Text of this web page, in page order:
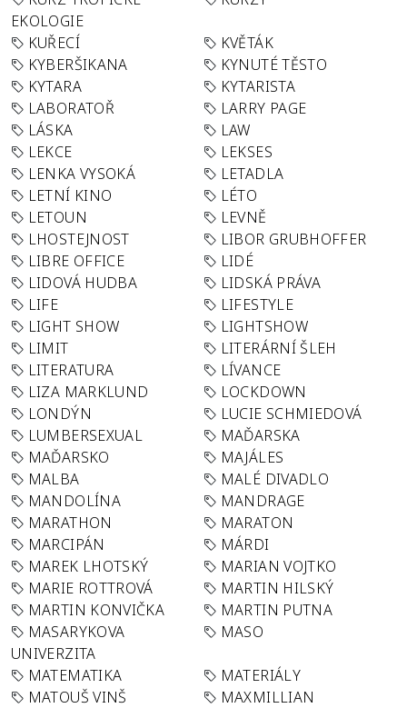
EKOLOGIE
KUŘECÍ
KVĚTÁK
KYBERŠIKANA
KYNUTÉ TĚSTO
KYTARA
KYTARISTA
LABORATOŘ
LARRY PAGE
LÁSKA
LAW
LEKCE
LEKSES
LENKA VYSOKÁ
LETADLA
LETNÍ KINO
LÉTO
LETOUN
LEVNĚ
LHOSTEJNOST
LIBOR GRUBHOFFER
LIBRE OFFICE
LIDÉ
LIDOVÁ HUDBA
LIDSKÁ PRÁVA
LIFE
LIFESTYLE
LIGHT SHOW
LIGHTSHOW
LIMIT
LITERÁRNÍ ŠLEH
LITERATURA
LÍVANCE
LIZA MARKLUND
LOCKDOWN
LONDÝN
LUCIE SCHMIEDOVÁ
LUMBERSEXUAL
MAĎARSKA
MAĎARSKO
MAJÁLES
MALBA
MALÉ DIVADLO
MANDOLÍNA
MANDRAGE
MARATHON
MARATON
MARCIPÁN
MÁRDI
MAREK LHOTSKÝ
MARIAN VOJTKO
MARIE ROTTROVÁ
MARTIN HILSKÝ
MARTIN KONVIČKA
MARTIN PUTNA
MASARYKOVA
UNIVERZITA
MASO
MATEMATIKA
MATERIÁLY
MATOUŠ VINŠ
MAXMILLIAN